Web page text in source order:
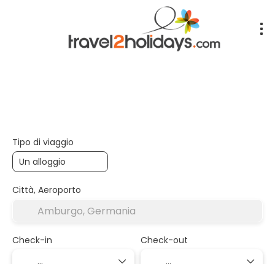
Tipo di viaggio
Città, Aeroporto
Check-in Check-out